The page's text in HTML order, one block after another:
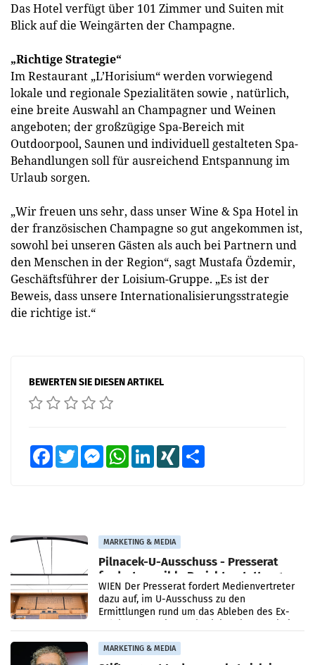
Das Hotel verfügt über 101 Zimmer und Suiten mit
Blick auf die Weingärten der Champagne.
„Richtige Strategie“
Im Restaurant „L’Horisium“ werden vorwiegend
lokale und regionale Spezialitäten sowie , natürlich,
eine breite Auswahl an Champagner und Weinen
angeboten; der großzügige Spa-Bereich mit
Outdoorpool, Saunen und individuell gestalteten Spa-
Behandlungen soll für ausreichend Entspannung im
Urlaub sorgen.
„Wir freuen uns sehr, dass unser Wine & Spa Hotel in
der französischen Champagne so gut angekommen ist,
sowohl bei unseren Gästen als auch bei Partnern und
den Menschen in der Region“, sagt Mustafa Özdemir,
Geschäftsführer der Loisium-Gruppe. „Es ist der
Beweis, dass unsere Internationalisierungsstrategie
die richtige ist.“
BEWERTEN SIE DIESEN ARTIKEL
FacebookTwitter MessengerWhatsAppLinkedInXING
MARKETING & MEDIA
Pilnacek-U-Ausschuss - Presserat
fordert sensible Berichterstattung
WIEN Der Presserat fordert Medienvertreter
dazu auf, im U-Ausschuss zu den
Ermittlungen rund um das Ableben des Ex-
MARKETING & MEDIA